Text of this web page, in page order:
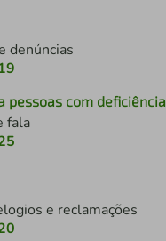
denúncias
pessoas com deficiência
fala
e reclamações